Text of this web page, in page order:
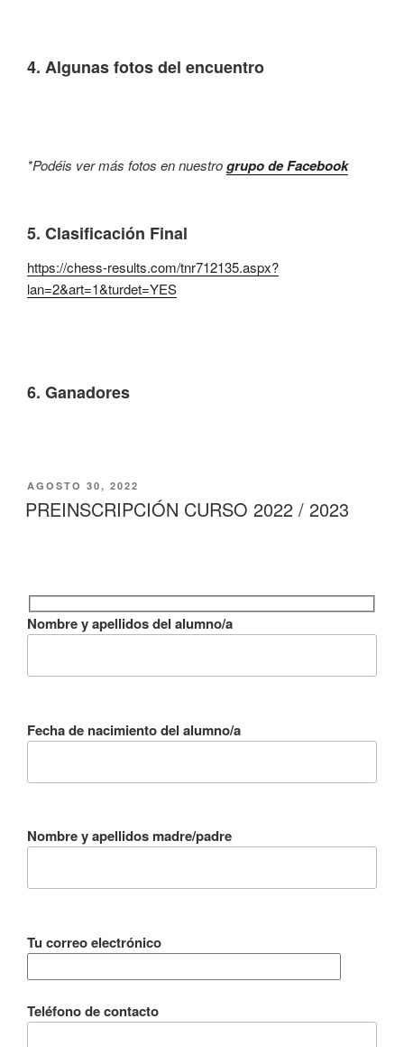
4. Algunas fotos del encuentro
*Podéis ver más fotos en nuestrogrupo de Facebook
5. Clasificación Final
https://chess-results.com/tnr712135.aspx?
lan=2&art=1&turdet=YES
6. Ganadores
PUBLICADO
EL
AGOSTO 30, 2022
PREINSCRIPCIÓN CURSO 2022 / 2023
Nombre y apellidos del alumno/a
Fecha de nacimiento del alumno/a
Nombre y apellidos madre/padre
Tu correo electrónico
Teléfono de contacto